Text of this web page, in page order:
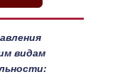
видам